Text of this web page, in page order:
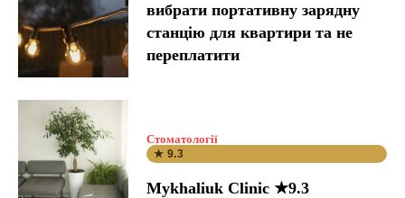
вибрати портативну зарядну
станцію для квартири та не
переплатити
Стоматології
★ 9.3
Mykhaliuk Clinic ★9.3